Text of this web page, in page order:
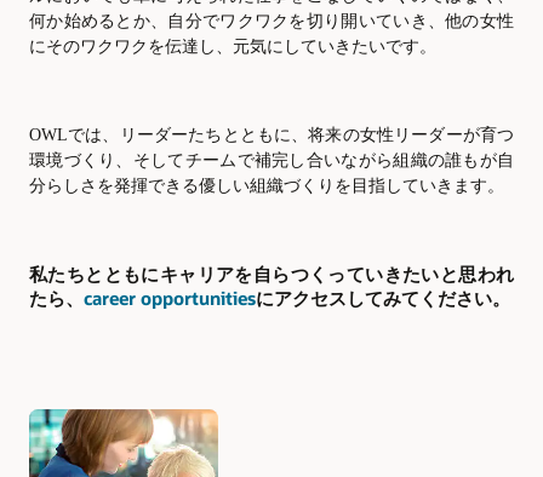
何か始めるとか、自分でワクワクを切り開いていき、他の女性
にそのワクワクを伝達し、元気にしていきたいです。
OWLでは、リーダーたちとともに、将来の女性リーダーが育つ
環境づくり、そしてチームで補完し合いながら組織の誰もが自
分らしさを発揮できる優しい組織づくりを目指していきます。
私たちとともにキャリアを自らつくっていきたいと思われ
たら、 career opportunitiesにアクセスしてみてください。
Authors